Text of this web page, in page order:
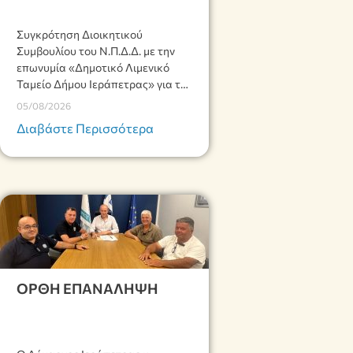
Συγκρότηση Διοικητικού
Συμβουλίου του Ν.Π.Δ.Δ. με την
επωνυμία «Δημοτικό Λιμενικό
Ταμείο Δήμου Ιεράπετρας» για τη
2η θητεία της αυτοδιοικητικής
05/08/2026
Διαβάστε Περισσότερα
ΟΡΘΗ ΕΠΑΝΑΛΗΨΗ